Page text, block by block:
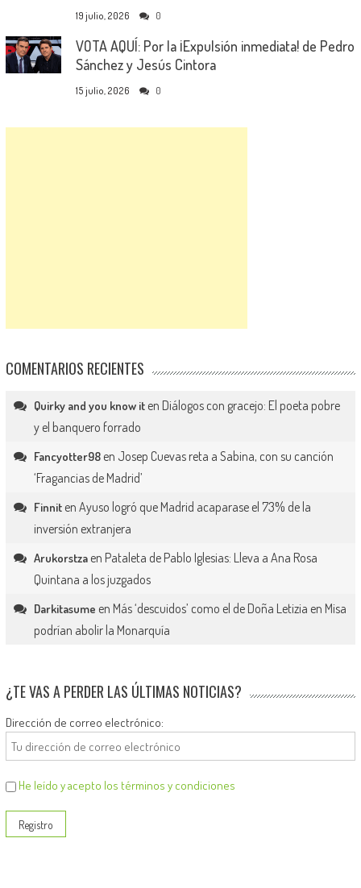
19 julio, 2026 0
VOTA AQUÍ: Por la ¡Expulsión inmediata! de Pedro
Sánchez y Jesús Cintora
15 julio, 2026 0
COMENTARIOS RECIENTES
Quirky and you know iten Diálogos con gracejo: El poeta pobre
y el banquero forrado
Fancyotter98en Josep Cuevas reta a Sabina, con su canción
‘Fragancias de Madrid’
Finniten Ayuso logró que Madrid acaparase el 73% de la
inversión extranjera
Arukorstzaen Pataleta de Pablo Iglesias: Lleva a Ana Rosa
Quintana a los juzgados
Darkitasume en Más ‘descuidos’ como el de Doña Letizia en Misa
podrían abolir la Monarquía
¿TE VAS A PERDER LAS ÚLTIMAS NOTICIAS?
Dirección de correo electrónico:
He leído y acepto los términos y condiciones